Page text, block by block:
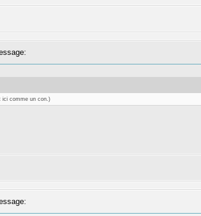
ici comme un con.)